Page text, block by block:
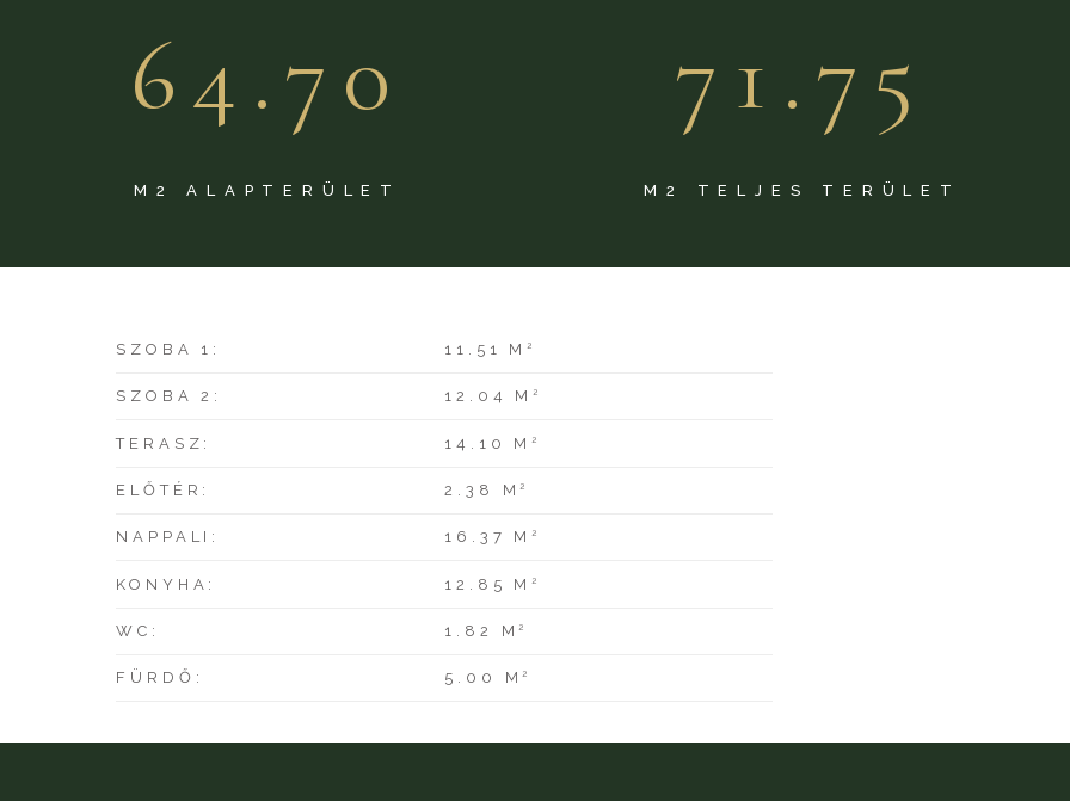
64.70
M2 ALAPTERÜLET
71.75
M2 TELJES TERÜLET
SZOBA 1: 11.51 M2
SZOBA 2: 12.04 M2
TERASZ: 14.10 M2
ELŐTÉR: 2.38 M2
NAPPALI: 16.37 M2
KONYHA: 12.85 M2
WC: 1.82 M2
FÜRDŐ: 5.00 M2